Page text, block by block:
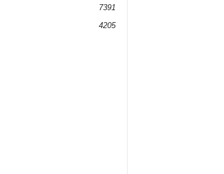
7391
4205